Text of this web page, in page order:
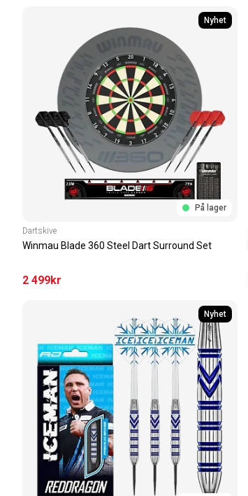
Nyhet
På lager
Dartskive
Winmau Blade 360 Steel Dart Surround Set
2 499kr
Nyhet